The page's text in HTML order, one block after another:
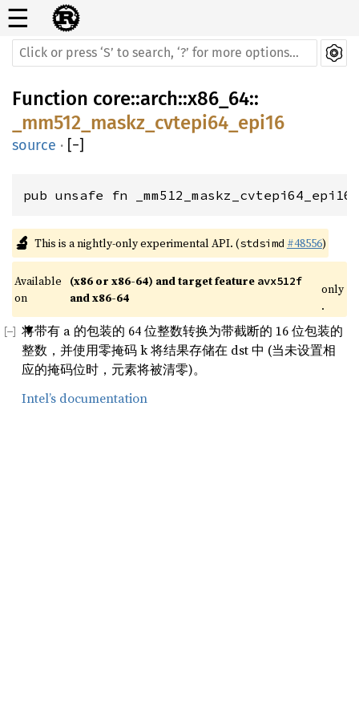
☰
Function core::arch::x86_64::
_mm512_maskz_cvtepi64_epi16
source · [−]
pub unsafe fn
🔬 This is a nightly-only experimental API. (stdsimd #48556)
Available
on
(x86 or x86-64) and target feature avx512f
and x86-64
only
.
将带有 a 的包装的 64 位整数转换为带截断的 16 位包装的
整数，并使用零掩码 k 将结果存储在 dst 中 (当未设置相
应的掩码位时，元素将被清零)。
Intel’s documentation